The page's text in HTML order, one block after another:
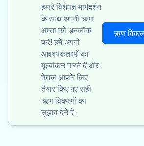
हमारे विशेषज्ञ मार्गदर्शन
के साथ अपनी ऋण
क्षमता को अनलॉक
करें! हमें अपनी
आवश्यकताओं का
मूल्यांकन करने दें और
केवल आपके लिए
तैयार किए गए सही
ऋण विकल्पों का
सुझाव देने दें।
ऋण